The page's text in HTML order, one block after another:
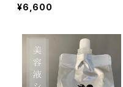
¥6,600